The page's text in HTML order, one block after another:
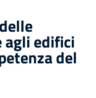
agli edifici
del